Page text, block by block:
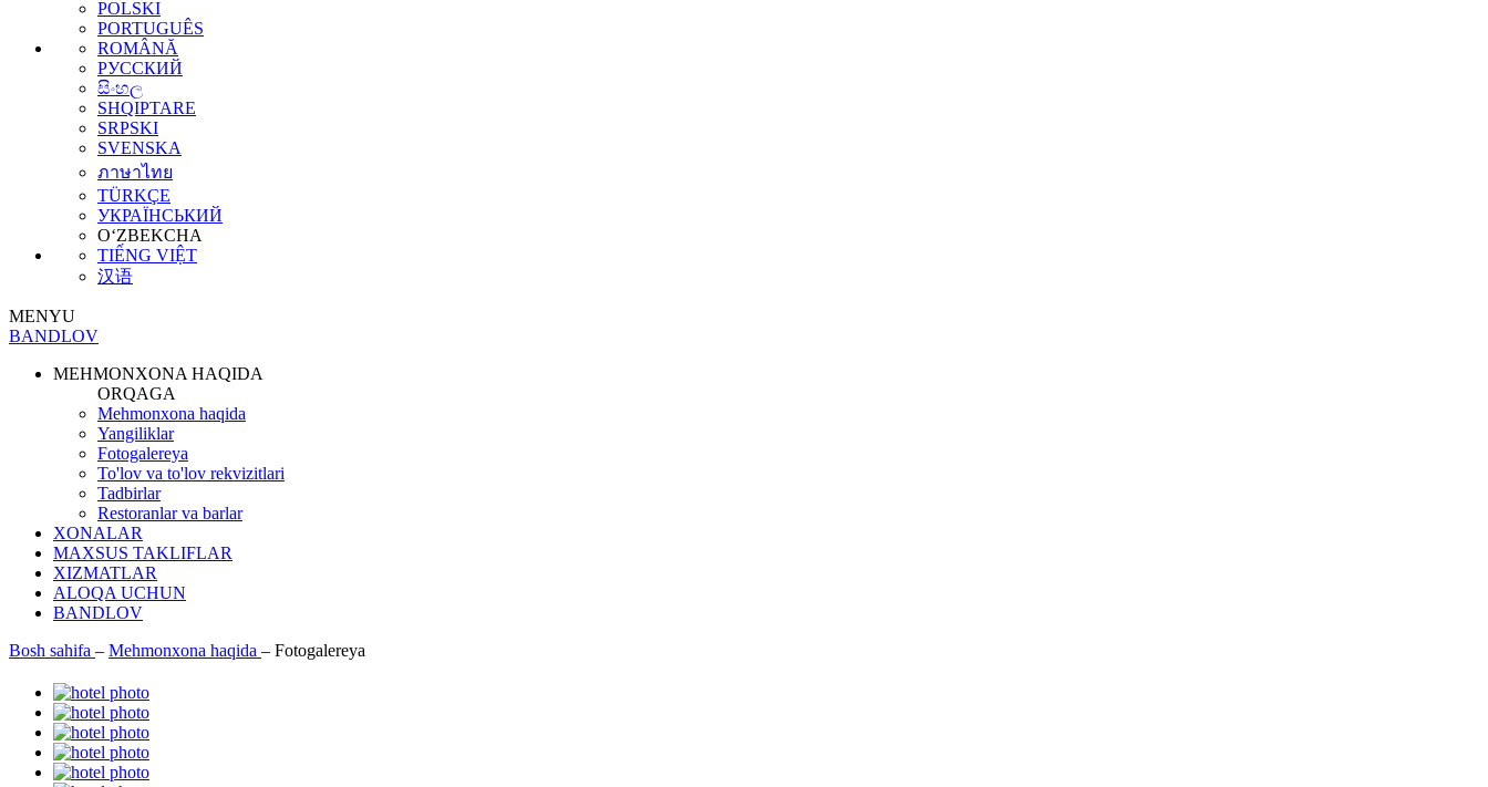
POLSKI
PORTUGUÊS
ROMÂNĂ
РУССКИЙ
සිංහල
SHQIPTARE
SRPSKI
SVENSKA
ภาษาไทย
TÜRKÇE
УКРАЇНСЬКИЙ
O‘ZBEKCHA
TIẾNG VIỆT
汉语
MENYU
BANDLOV
MEHMONXONA HAQIDA
ORQAGA
Mehmonxona haqida
Yangiliklar
Fotogalereya
To'lov va to'lov rekvizitlari
Tadbirlar
Restoranlar va barlar
XONALAR
MAXSUS TAKLIFLAR
XIZMATLAR
ALOQA UCHUN
BANDLOV
Bosh sahifa – Mehmonxona haqida – Fotogalereya